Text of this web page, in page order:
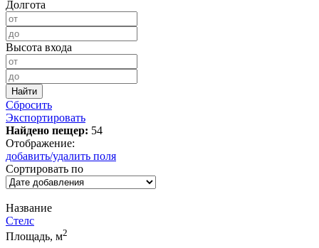
Долгота
Высота входа
Сбросить
Экспортировать
Найдено пещер: 54
Отображение:
добавить/удалить поля
Сортировать по
Название
Стелс
Площадь, м2